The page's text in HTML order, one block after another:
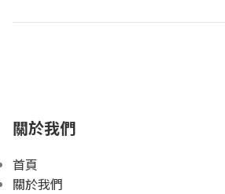
關於我們
首頁
關於我們